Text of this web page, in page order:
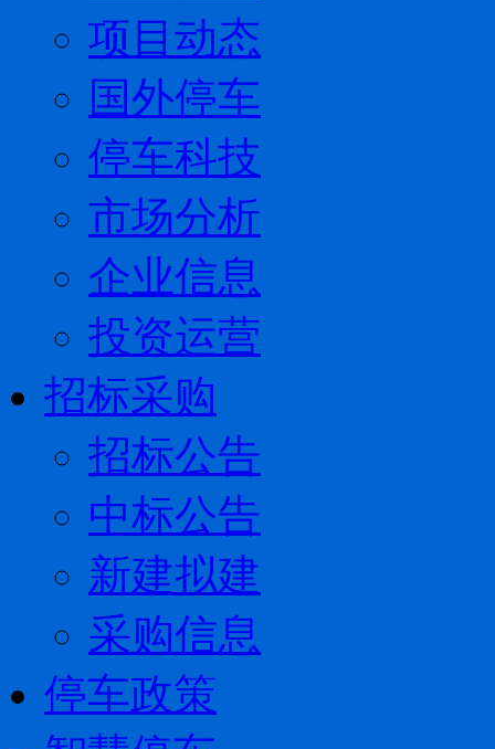
项目动态
国外停车
停车科技
市场分析
企业信息
投资运营
招标采购
招标公告
中标公告
新建拟建
采购信息
停车政策